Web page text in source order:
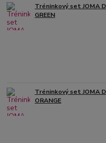
Tréninkový set JOMA
GREEN
Tréninkový set JOMA
ORANGE